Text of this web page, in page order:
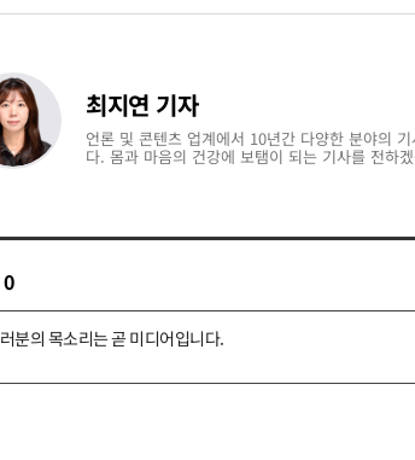
최지연 기자
언론 및 콘텐츠 업계에서 10년간 다양한 분야의
다. 몸과 마음의 건강에 보탬이 되는 기사를 전하
0